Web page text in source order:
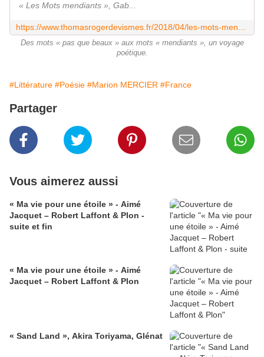
« Les Mots mendiants », Gab...
Des mots « pas que beaux » aux mots « mendiants », un voyage
poétique.
#Littérature #Poésie #Marion MERCIER #France
Partager
Vous aimerez aussi
« Ma vie pour une étoile » - Aimé
Jacquet – Robert Laffont & Plon -
suite et fin
« Ma vie pour une étoile » - Aimé
Jacquet – Robert Laffont & Plon
« Sand Land », Akira Toriyama, Glénat